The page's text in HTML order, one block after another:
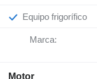
Equipo frigorífico
Marca:
Motor